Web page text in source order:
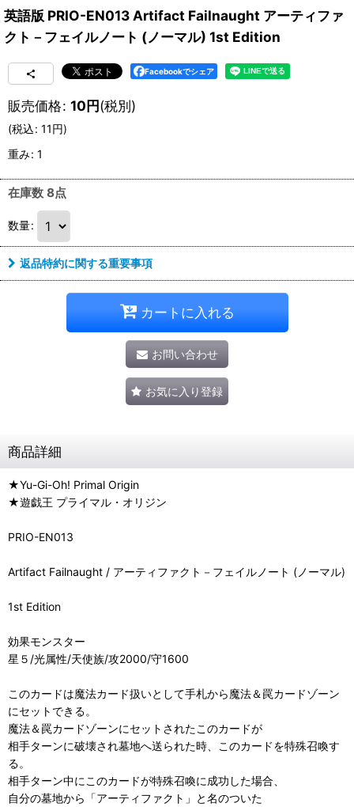
英語版 PRIO-EN013 Artifact Failnaught アーティファ
クト－フェイルノート (ノーマル) 1st Edition
Facebookでシェア
販売価格: 10円(税別)
(税込: 11円)
重み: 1
在庫数 8点
数量:
返品特約に関する重要事項
カートに入れる
お問い合わせ
お気に入り登録
商品詳細
★Yu-Gi-Oh! Primal Origin
★遊戯王 プライマル・オリジン
PRIO-EN013
Artifact Failnaught / アーティファクト－フェイルノート (ノーマル)
1st Edition
効果モンスター
星５/光属性/天使族/攻2000/守1600
このカードは魔法カード扱いとして手札から魔法＆罠カードゾーン
にセットできる。
魔法＆罠カードゾーンにセットされたこのカードが
相手ターンに破壊され墓地へ送られた時、このカードを特殊召喚す
る。
相手ターン中にこのカードが特殊召喚に成功した場合、
自分の墓地から「アーティファクト」と名のついた